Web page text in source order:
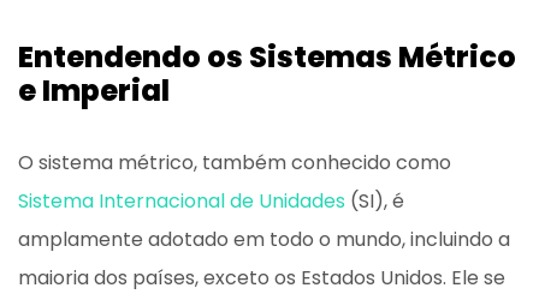
Entendendo os Sistemas Métrico
e Imperial
O sistema métrico, também conhecido como
Sistema Internacional de Unidades (SI), é
amplamente adotado em todo o mundo, incluindo a
maioria dos países, exceto os Estados Unidos. Ele se